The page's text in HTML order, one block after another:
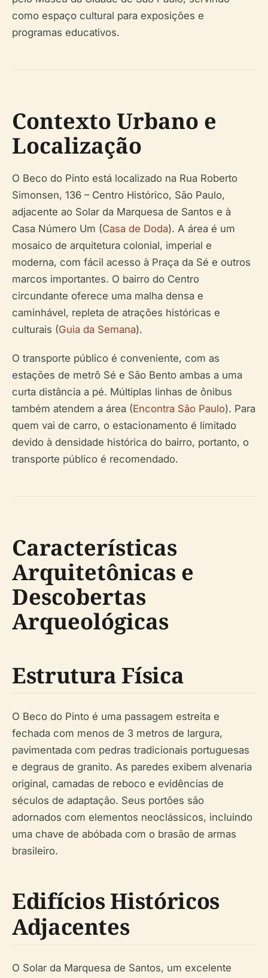
como espaço cultural para exposições e
programas educativos.
Contexto Urbano e
Localização
O Beco do Pinto está localizado na Rua Roberto
Simonsen, 136 – Centro Histórico, São Paulo,
adjacente ao Solar da Marquesa de Santos e à
Casa Número Um (Casa de Doda). A área é um
mosaico de arquitetura colonial, imperial e
moderna, com fácil acesso à Praça da Sé e outros
marcos importantes. O bairro do Centro
circundante oferece uma malha densa e
caminhável, repleta de atrações históricas e
culturais (Guia da Semana).
O transporte público é conveniente, com as
estações de metrô Sé e São Bento ambas a uma
curta distância a pé. Múltiplas linhas de ônibus
também atendem a área (Encontra São Paulo). Para
quem vai de carro, o estacionamento é limitado
devido à densidade histórica do bairro, portanto, o
transporte público é recomendado.
Características
Arquitetônicas e
Descobertas
Arqueológicas
Estrutura Física
O Beco do Pinto é uma passagem estreita e
fechada com menos de 3 metros de largura,
pavimentada com pedras tradicionais portuguesas
e degraus de granito. As paredes exibem alvenaria
original, camadas de reboco e evidências de
séculos de adaptação. Seus portões são
adornados com elementos neoclássicos, incluindo
uma chave de abóbada com o brasão de armas
brasileiro.
Edifícios Históricos
Adjacentes
O Solar da Marquesa de Santos, um excelente